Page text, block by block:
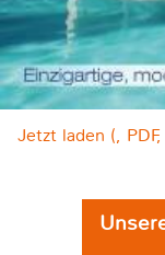
Jetzt laden (,